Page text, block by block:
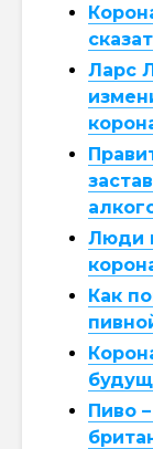
Ларс
Люди
Как
Пиво